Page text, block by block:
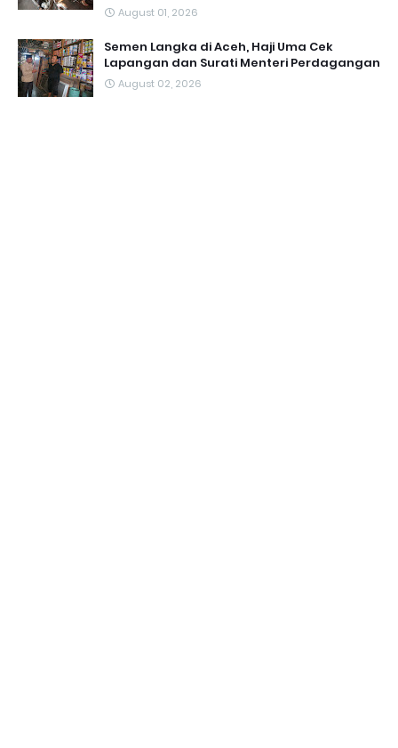
August 01, 2026
Semen Langka di Aceh, Haji Uma Cek
Lapangan dan Surati Menteri Perdagangan
August 02, 2026